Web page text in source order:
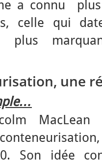
a connu
celle qui
plus
une
Son idée